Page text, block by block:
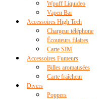
Wpuff Liquideo
Vapen Bar
Accessoires High Tech
Chargeur téléphone
Écouteurs filaires
Carte SIM
Accessoires Fumeurs
Billes aromatisées
Carte fraîcheur
Divers
Poppers